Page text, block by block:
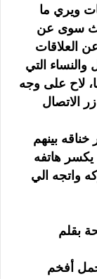
ويري ما
سوى عن
العلاقات
التي
لاح على وجه
الاتصال
بينهم
يكسر هاتفه
واتجه الي
بقلم
أفخم